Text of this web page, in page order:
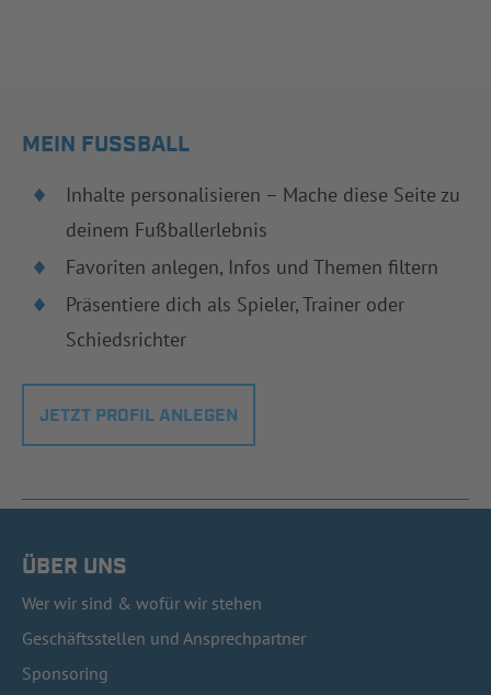
MEIN FUSSBALL
Inhalte personalisieren – Mache diese Seite zu
deinem Fußballerlebnis
Favoriten anlegen, Infos und Themen filtern
Präsentiere dich als Spieler, Trainer oder
Schiedsrichter
JETZT PROFIL ANLEGEN
ÜBER UNS
Wer wir sind & wofür wir stehen
Geschäftsstellen und Ansprechpartner
Sponsoring